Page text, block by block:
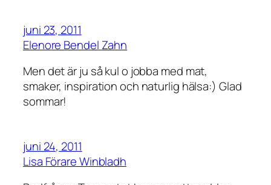
juni 23, 2011
Elenore Bendel Zahn
Men det är ju så kul o jobba med mat,
smaker, inspiration och naturlig hälsa:) Glad
sommar!
juni 24, 2011
Lisa Förare Winbladh